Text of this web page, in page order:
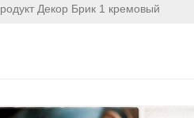
Декор Брик 1 кремовый